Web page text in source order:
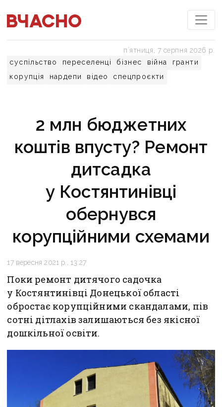
суспільство переселенці бізнес війна
гранти
корупція
нардепи відео спецпроєкти
пʼятниця, 7 серпня 2026 р.
2 млн бюджетних
коштів впусту? Ремонт
дитсадка
у Костянтинівці
обернувся
корупційними схемами
17 вересня 2021 р., 13:27
Поки ремонт дитячого садочка
у Костянтинівці Донецької області
обростає корупційними скандалами, пів
сотні дітлахів залишаються без якісної
дошкільної освіти.